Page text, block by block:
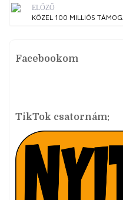
ELŐZŐ
KÖZEL 100 MILLIÓS
Facebookom
TikTok csatornám: